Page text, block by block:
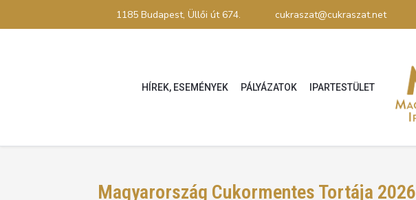
1185 Budapest, Üllői út 674. cukraszat@cukraszat.net
HÍREK, ESEMÉNYEK PÁLYÁZATOK IPARTESTÜLET
Magyarország Cukormentes Tortája 2026